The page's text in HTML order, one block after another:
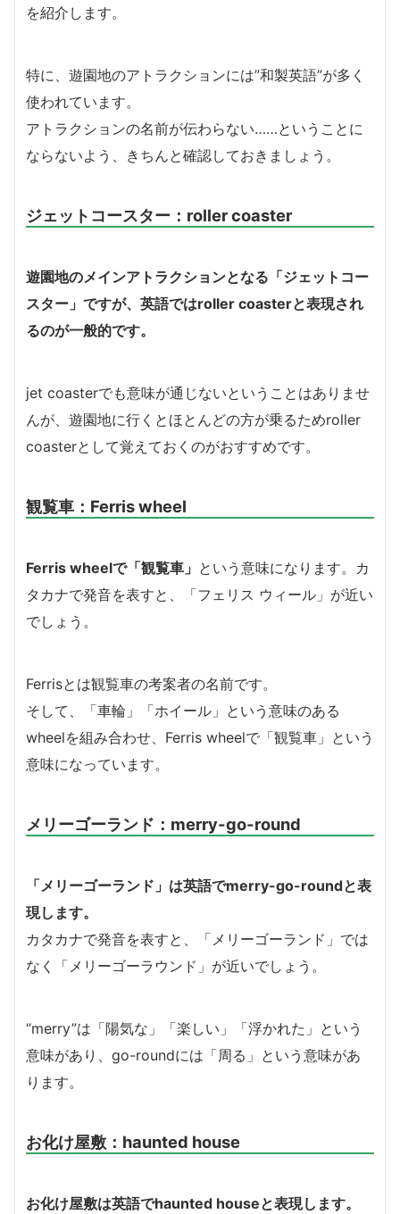
を紹介します。
特に、 遊園地のアトラクションには”和製英語”が多く
使われています。
アトラクションの名前が伝わらない……ということに
ならないよう、きちんと確認しておきましょう。
ジェットコースター：roller coaster
遊園地のメインアトラクションとなる「ジェットコー
スター」ですが、英語ではroller coasterと表現され
るのが一般的です。
jet coasterでも意味が通じないということはありませ
んが、遊園地に行くとほとんどの方が乗るためroller
coasterとして覚えておくのがおすすめです。
観覧車：Ferris wheel
Ferris wheelで「観覧車」 という意味になります。カ
タカナで発音を表すと、「フェリス ウィール」が近い
でしょう。
Ferrisとは観覧車の考案者の名前です。
そして、「車輪」「ホイール」という意味のある
wheelを組み合わせ、Ferris wheelで「観覧車」という
意味になっています。
メリーゴーランド：merry-go-round
「メリーゴーランド」は英語でmerry-go-roundと表
現します。
カタカナで発音を表すと、「メリーゴーランド」では
なく「メリーゴーラウンド」が近いでしょう。
“merry”は「陽気な」「楽しい」「浮かれた」という
意味があり、go-roundには「周る」という意味があ
ります。
お化け屋敷：haunted house
お化け屋敷は英語でhaunted houseと表現します。